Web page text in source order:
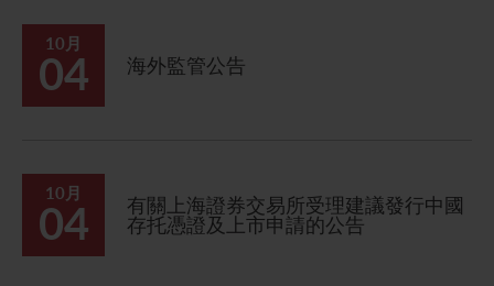
10月
04 海外監管公告
10月
04
有關上海證券交易所受理建議發行中國
存托憑證及上市申請的公告